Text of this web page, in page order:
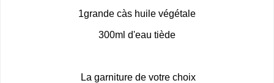
1grande càs huile végétale
300ml d'eau tiède
La garniture de votre choix